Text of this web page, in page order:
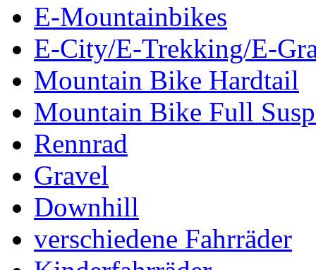
E-Mountainbikes
E-City/E-Trekking/E-
Mountain Bike Hardtail
Mountain Bike Full
Rennrad
Gravel
Downhill
verschiedene Fahrräder